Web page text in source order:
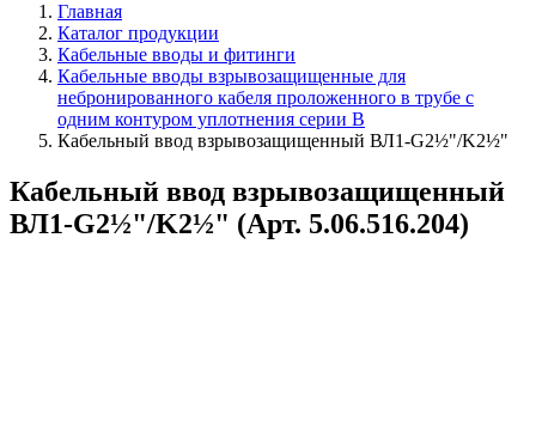
Главная
Каталог продукции
Кабельные вводы и фитинги
Кабельные вводы взрывозащищенные для
небронированного кабеля проложенного в трубе с
одним контуром уплотнения серии В
Кабельный ввод взрывозащищенный ВЛ1-G2½"/K2½"
Кабельный ввод взрывозащищенный
ВЛ1-G2½"/K2½" (Арт. 5.06.516.204)